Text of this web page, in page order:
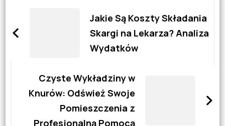
Jakie Są Koszty Składania
Skargi na Lekarza? Analiza
Wydatków
Czyste Wykładziny w
Knurów: Odśwież Swoje
Pomieszczenia z
Profesjonalną Pomocą